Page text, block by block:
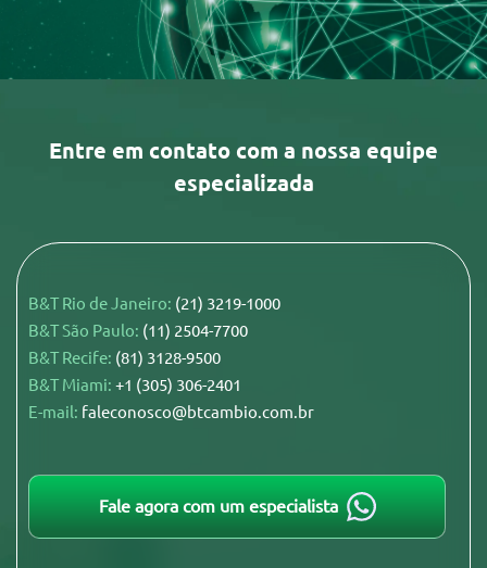
Entre em contato com a nossa equipe
especializada
B&T Rio de Janeiro: (21) 3219-1000
B&T São Paulo: (11) 2504-7700
B&T Recife: (81) 3128-9500
B&T Miami: +1 (305) 306-2401
E-mail: faleconosco@btcambio.com.br
Fale agora com um especialista